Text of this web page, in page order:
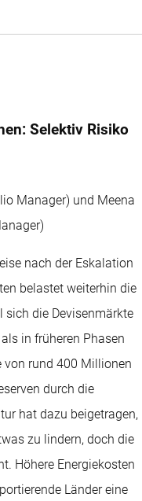
Selektiv Risiko
Manager) und Meena
nach der Eskalation
belastet weiterhin die
sich die Devisenmärkte
in früheren Phasen
von rund 400 Millionen
durch die
hat dazu beigetragen,
zu lindern, doch die
Höhere Energiekosten
Länder eine